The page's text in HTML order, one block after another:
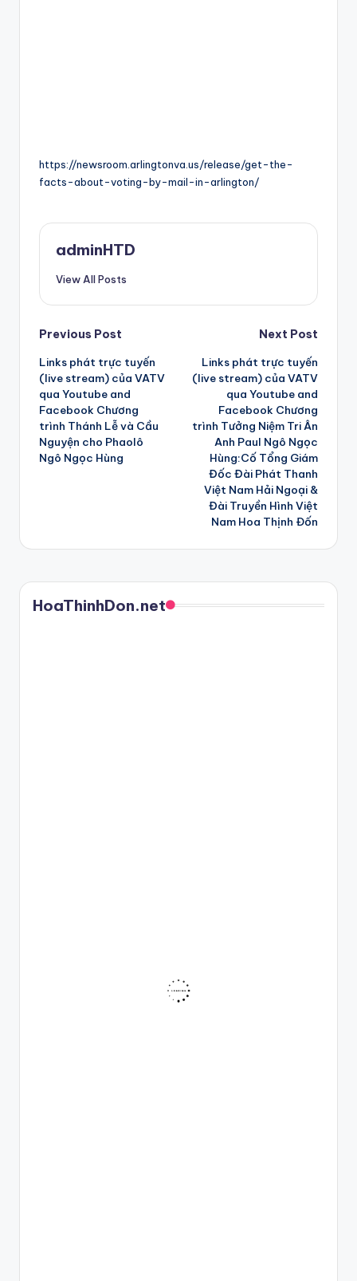
https://newsroom.arlingtonva.us/release/get-the-
facts-about-voting-by-mail-in-arlington/
adminHTD
View All Posts
Post
navigation
Previous Post
Links phát trực tuyến
(live stream) của VATV
qua Youtube and
Facebook Chương
trình Thánh Lễ và Cầu
Nguyện cho Phaolô
Ngô Ngọc Hùng
Next Post
Links phát trực tuyến
(live stream) của VATV
qua Youtube and
Facebook Chương
trình Tưởng Niệm Tri Ân
Anh Paul Ngô Ngọc
Hùng:Cố Tổng Giám
Đốc Đài Phát Thanh
Việt Nam Hải Ngoại &
Đài Truyền Hình Việt
Nam Hoa Thịnh Ðốn
HoaThinhDon.net